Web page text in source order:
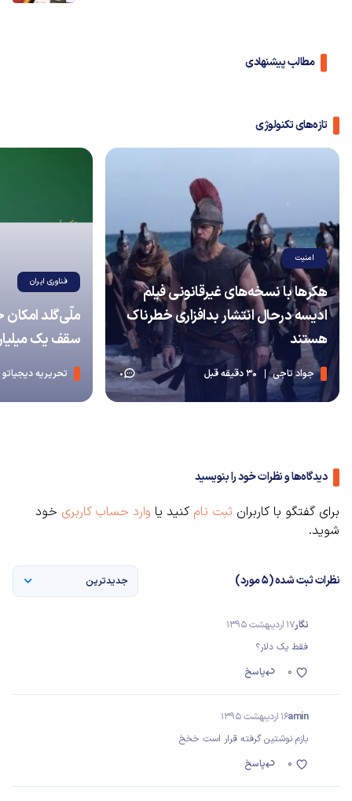
مطالب پیشنهادی
تازه‌های تکنولوژی
امنیت
هکرها با نسخه‌های غیرقانونی فیلم
ادیسه درحال انتشار بدافزاری خطرناک
هستند
جواد تاجی 30 دقیقه قبل 0
فناوری ایران
ملّی‌گلد امکان
سقف یک
تحریریه دیجیاتو
دیدگاه‌ها و نظرات خود را بنویسید
برای گفتگو با کاربران ثبت نام کنید یا وارد حساب کاربری خود
شوید.
نظرات ثبت شده (5 مورد) جدیدترین
نگار17 اردیبهشت 1395
فقط یک دلار؟
پاسخ
0
amin16 اردیبهشت 1395
بازم نوشتین گرفته قرار است خخخ
پاسخ
0